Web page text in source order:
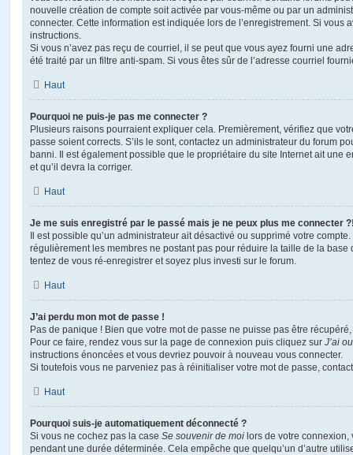
nouvelle création de compte soit activée par vous-même ou par un
connecter. Cette information est indiquée lors de l’enregistrement. Si vous
instructions.
Si vous n’avez pas reçu de courriel, il se peut que vous ayez fourni une
été traité par un filtre anti-spam. Si vous êtes sûr de l’adresse courriel
Haut
Pourquoi ne puis-je pas me connecter ?
Plusieurs raisons pourraient expliquer cela. Premièrement, vérifiez que
passe soient corrects. S’ils le sont, contactez un administrateur du forum
banni. Il est également possible que le propriétaire du site Internet ait une
et qu’il devra la corriger.
Haut
Je me suis enregistré par le passé mais je ne peux plus me connecter
Il est possible qu’un administrateur ait désactivé ou supprimé votre
régulièrement les membres ne postant pas pour réduire la taille de la base
tentez de vous ré-enregistrer et soyez plus investi sur le forum.
Haut
J’ai perdu mon mot de passe !
Pas de panique ! Bien que votre mot de passe ne puisse pas être
Pour ce faire, rendez vous sur la page de connexion puis cliquez sur J’ai
instructions énoncées et vous devriez pouvoir à nouveau vous connecter.
Si toutefois vous ne parveniez pas à réinitialiser votre mot de passe,
Haut
Pourquoi suis-je automatiquement déconnecté ?
Si vous ne cochez pas la case Se souvenir de moi lors de votre
pendant une durée déterminée. Cela empêche que quelqu’un d’autre